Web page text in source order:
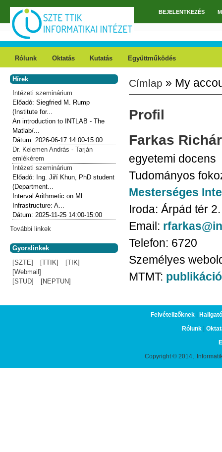
Ugrás a tartalomra
FőmenüBEJELENTKEZÉS
Rólunk Oktatás Kutatás Együttműködés
Jelenlegi hely
Címlap » My
Profil
Farkas
egyetemi docens
Tudományos
Mesterséges
Iroda: Árpád tér
Email:
Telefon: 6720
Személyes
MTMT:
Hírek
Intézeti szeminárium
Előadó:Siegfried M. Rump
(Institute for...
An introduction to INTLAB - The
Matlab/...
Dátum: 2026-06-17 14:00-15:00
Dr. Kelemen András - Tarján
emlékérem
Intézeti szeminárium
Előadó: Ing. Jiří Khun, PhD student
(Department...
Interval Arithmetic on ML
Infrastructure: A...
Dátum: 2025-11-25 14:00-15:00
További linkek
Gyorslinkek
[SZTE]
[TTIK]
[TIK]
[Webmail]
[STUD]
[NEPTUN]
Felvételizőknek|
Rólunk|
Copyright © 2014,